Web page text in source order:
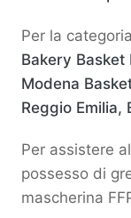
Per la
Bakery Basket
Modena
Reggio Emilia,
Per assistere
possesso di
mascherina